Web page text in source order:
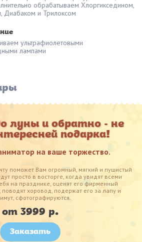
обрабатываем Хлоргикседином,
Диабаком и Трилоксом
ультрафиолетовыми
лампами
луны и обратно - не
подарка!
на ваше торжество.
поможет Вам огромный, мягкий и пушистый
просто в восторге, когда увидят всеми
на празднике, оценят его фирменный
хоровод, подержат его за лапу и
сфотографируются.
от 3999 р.
Заказать